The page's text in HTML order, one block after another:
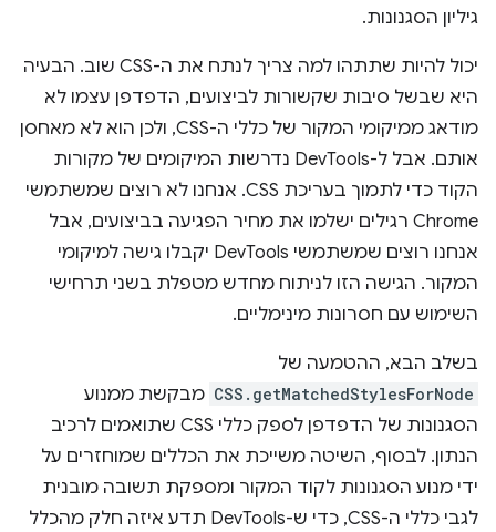
גיליון הסגנונות.
יכול להיות שתתהו למה צריך לנתח את ה-CSS שוב. הבעיה
היא שבשל סיבות שקשורות לביצועים, הדפדפן עצמו לא
מודאג ממיקומי המקור של כללי ה-CSS, ולכן הוא לא מאחסן
אותם. אבל ל-DevTools נדרשות המיקומים של מקורות
הקוד כדי לתמוך בעריכת CSS. אנחנו לא רוצים שמשתמשי
Chrome רגילים ישלמו את מחיר הפגיעה בביצועים, אבל
אנחנו רוצים שמשתמשי DevTools יקבלו גישה למיקומי
המקור. הגישה הזו לניתוח מחדש מטפלת בשני תרחישי
השימוש עם חסרונות מינימליים.
בשלב הבא, ההטמעה של
CSS.getMatchedStylesForNode מבקשת ממנוע
הסגנונות של הדפדפן לספק כללי CSS שתואמים לרכיב
הנתון. לבסוף, השיטה משייכת את הכללים שמוחזרים על
ידי מנוע הסגנונות לקוד המקור ומספקת תשובה מובנית
לגבי כללי ה-CSS, כדי ש-DevTools תדע איזה חלק מהכלל